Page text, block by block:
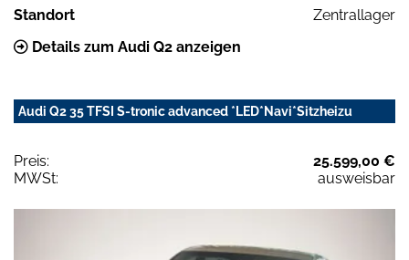
Standort
Zentrallager
Details zum Audi Q2 anzeigen
Audi Q2 35 TFSI S-tronic advanced *LED*Navi*Sitzheizu
Preis:
25.599,00 €
MWSt:
ausweisbar